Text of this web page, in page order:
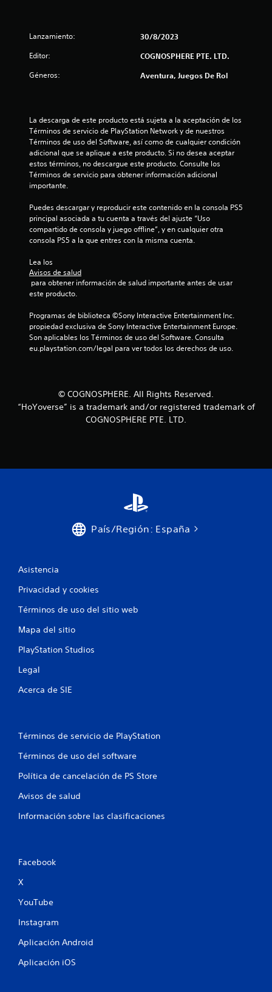
e
n
4
c
i
f
c
c
i
e
Lanzamiento: 30/8/2023
Editor: COGNOSPHERE PTE. LTD.
Géneros: Aventura, Juegos De Rol
La descarga de este producto está sujeta a la aceptación de los
Términos de servicio de PlayStation Network y de nuestros
Términos de uso del Software, así como de cualquier condición
adicional que se aplique a este producto. Si no desea aceptar
estos términos, no descargue este producto. Consulte los
Términos de servicio para obtener información adicional
importante.
Puedes descargar y reproducir este contenido en la consola PS5
principal asociada a tu cuenta a través del ajuste “Uso
compartido de consola y juego offline”, y en cualquier otra
consola PS5 a la que entres con la misma cuenta.
Lea los
Avisos de salud
este producto.
Programas de biblioteca ©Sony Interactive Entertainment Inc.
propiedad exclusiva de Sony Interactive Entertainment Europe.
Son aplicables los Términos de uso del Software. Consulta
eu.playstation.com/legal para ver todos los derechos de uso.
© COGNOSPHERE. All Rights Reserved.
“HoYoverse” is a trademark and/or registered trademark of
COGNOSPHERE PTE. LTD.
País/Región: España
Asistencia
Privacidad y cookies
Términos de uso del sitio web
Mapa del sitio
PlayStation Studios
Legal
Acerca de SIE
Términos de servicio de PlayStation
Términos de uso del software
Política de cancelación de PS Store
Avisos de salud
Información sobre las clasificaciones
Facebook
X
YouTube
Instagram
Aplicación Android
Aplicación iOS